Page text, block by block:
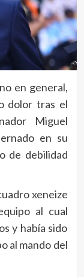
en general,
dolor tras el
Miguel
en su
de debilidad
xeneize
al cual
y había sido
al mando del